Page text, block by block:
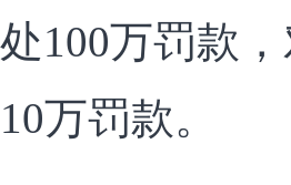
处100万罚款
10万罚款。